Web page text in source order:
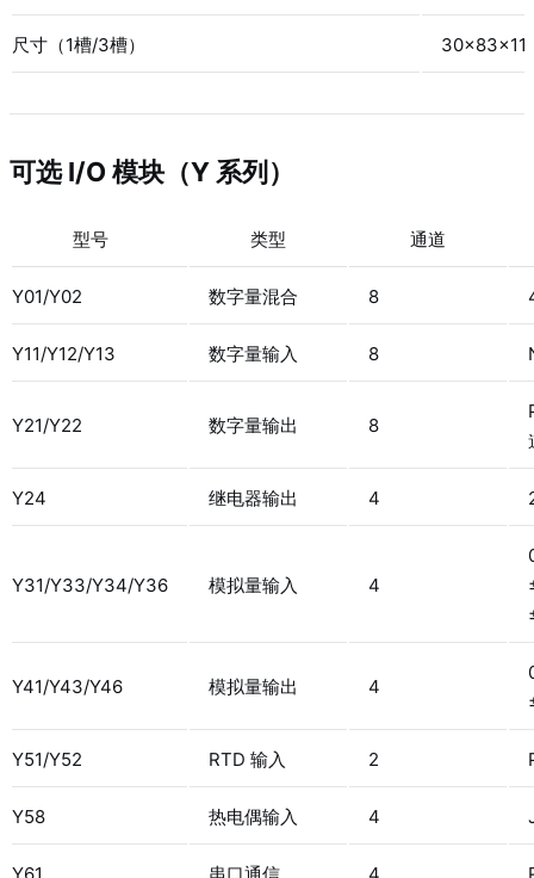
尺寸（1槽/3槽）
可选 I/O 模块（Y 系列）
型号 类型 通道
Y01/Y02 数字量混合 8
Y11/Y12/Y13 数字量输入 8
Y21/Y22 数字量输出 8
Y24 继电器输出 4
Y31/Y33/Y34/Y36 模拟量输入 4
Y41/Y43/Y46 模拟量输出 4
Y51/Y52 RTD 输入 2
Y58 热电偶输入 4
Y61 串口通信 4